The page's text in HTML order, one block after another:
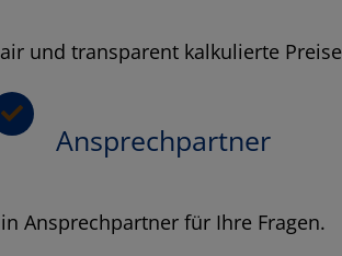
und transparent kalkulierte Preise
Ansprechpartner
Ansprechpartner für Ihre Fragen.